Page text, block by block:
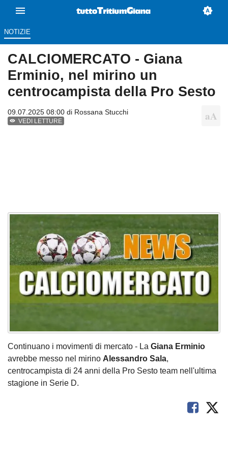
NOTIZIE
CALCIOMERCATO - Giana
Erminio, nel mirino un
centrocampista della Pro Sesto
09.07.2025 08:00 di Rossana Stucchi
VEDI LETTURE
Continuano i movimenti di mercato - La Giana Erminio
avrebbe messo nel mirino Alessandro Sala,
centrocampista di 24 anni della Pro Sesto team nell'ultima
stagione in Serie D.